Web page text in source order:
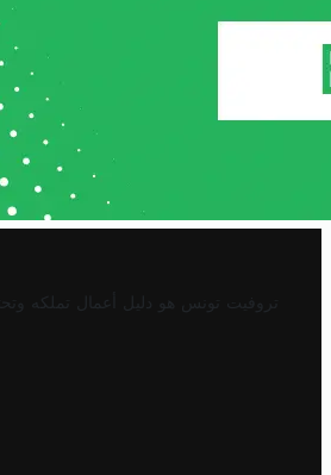
تروفيت تونس هو دليل أعمال تملكه